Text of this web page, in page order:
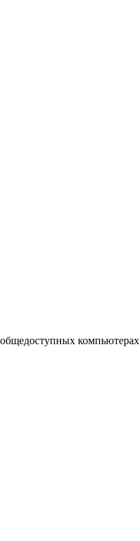
компьютерах